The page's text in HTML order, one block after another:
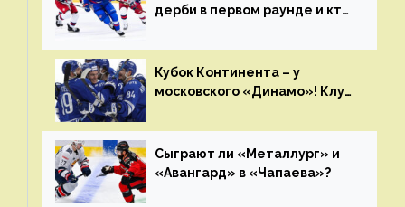
дерби в первом раунде и кто
Главные интриги последнего
дня «регулярки” КХЛ
Кубок Континента – у
московского «Динамо»! Клуб
сезон
Сыграют ли «Металлург» и
«Авангард» в «Чапаева»?